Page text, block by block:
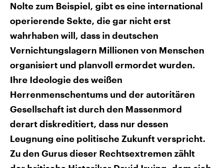
Hintergründe
Wirtschaftlich und militärisch
gehören die Vereinigten Staaten zu
mit großem Einfluss auf das
Der Überfall der
Oktober 2023 auf Israel
Israel möchte die Hamas
Libanon vom Iran
Sendungen Programm Podcasts
Audio-Archiv
Nolte zum Beispiel, gibt es eine international
operierende Sekte, die gar nicht erst
wahrhaben will, dass in deutschen
Vernichtungslagern Millionen von Menschen
organisiert und planvoll ermordet wurden.
Ihre Ideologie des weißen
Herrenmenschentums und der autoritären
Gesellschaft ist durch den Massenmord
derart diskreditiert, dass nur dessen
Leugnung eine politische Zukunft verspricht.
Zu den Gurus dieser Rechtsextremen zählt